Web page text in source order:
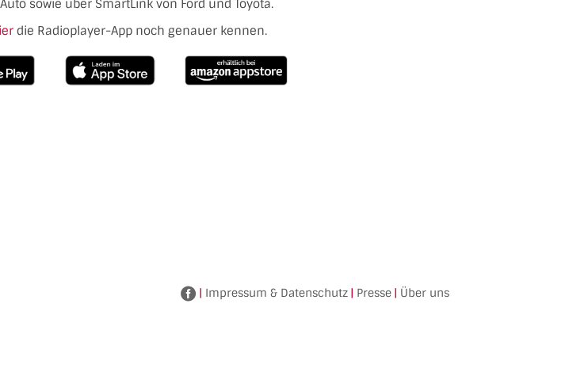
sowie über SmartLink von Ford und Toyota.
die Radioplayer-App noch genauer kennen.
Facebook
| Impressum & Datenschutz | Presse | Über uns